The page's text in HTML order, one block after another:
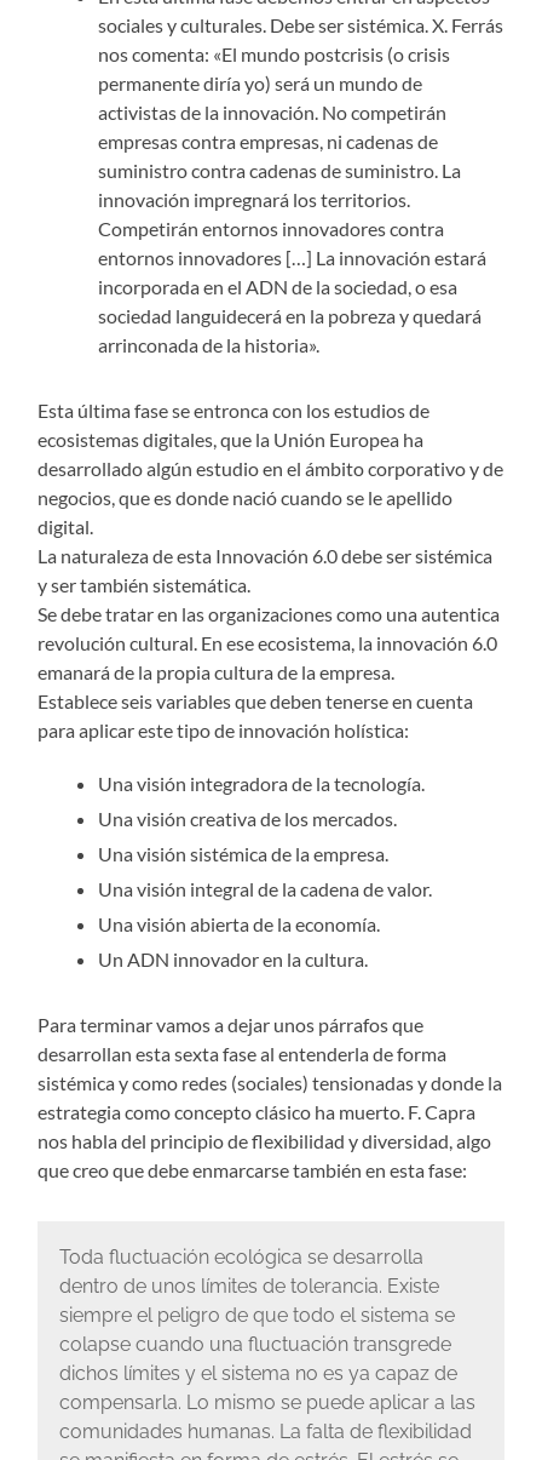
sociales y culturales. Debe ser sistémica. X. Ferrás
nos comenta: «El mundo postcrisis (o crisis
permanente diría yo) será un mundo de
activistas de la innovación. No competirán
empresas contra empresas, ni cadenas de
suministro contra cadenas de suministro. La
innovación impregnará los territorios.
Competirán entornos innovadores contra
entornos innovadores […] La innovación estará
incorporada en el ADN de la sociedad, o esa
sociedad languidecerá en la pobreza y quedará
arrinconada de la historia».
Esta última fase se entronca con los estudios de
ecosistemas digitales, que la Unión Europea ha
desarrollado algún estudio en el ámbito corporativo y de
negocios, que es donde nació cuando se le apellido
digital.
La naturaleza de esta Innovación 6.0 debe ser sistémica
y ser también sistemática.
Se debe tratar en las organizaciones como una autentica
revolución cultural. En ese ecosistema, la innovación 6.0
emanará de la propia cultura de la empresa.
Establece seis variables que deben tenerse en cuenta
para aplicar este tipo de innovación holística:
Una visión integradora de la tecnología.
Una visión creativa de los mercados.
Una visión sistémica de la empresa.
Una visión integral de la cadena de valor.
Una visión abierta de la economía.
Un ADN innovador en la cultura.
Para terminar vamos a dejar unos párrafos que
desarrollan esta sexta fase al entenderla de forma
sistémica y como redes (sociales) tensionadas y donde la
estrategia como concepto clásico ha muerto. F. Capra
nos habla del principio de flexibilidad y diversidad, algo
que creo que debe enmarcarse también en esta fase:
Toda fluctuación ecológica se desarrolla
dentro de unos límites de tolerancia. Existe
siempre el peligro de que todo el sistema se
colapse cuando una fluctuación transgrede
dichos límites y el sistema no es ya capaz de
compensarla. Lo mismo se puede aplicar a las
comunidades humanas. La falta de flexibilidad